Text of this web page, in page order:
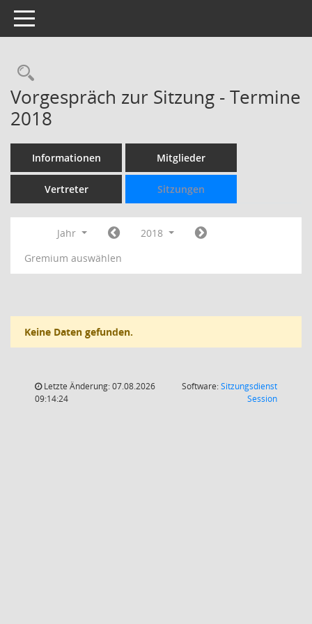
Toggle navigation
Rechercheauswahl
Vorgespräch zur Sitzung - Termine
2018
Informationen Mitglieder
Vertreter Sitzungen
Jahr
2018
Gremium auswählen
Keine Daten gefunden.
Letzte Änderung: 07.08.2026
09:14:24
Software:Sitzungsdienst
Session(Wird in